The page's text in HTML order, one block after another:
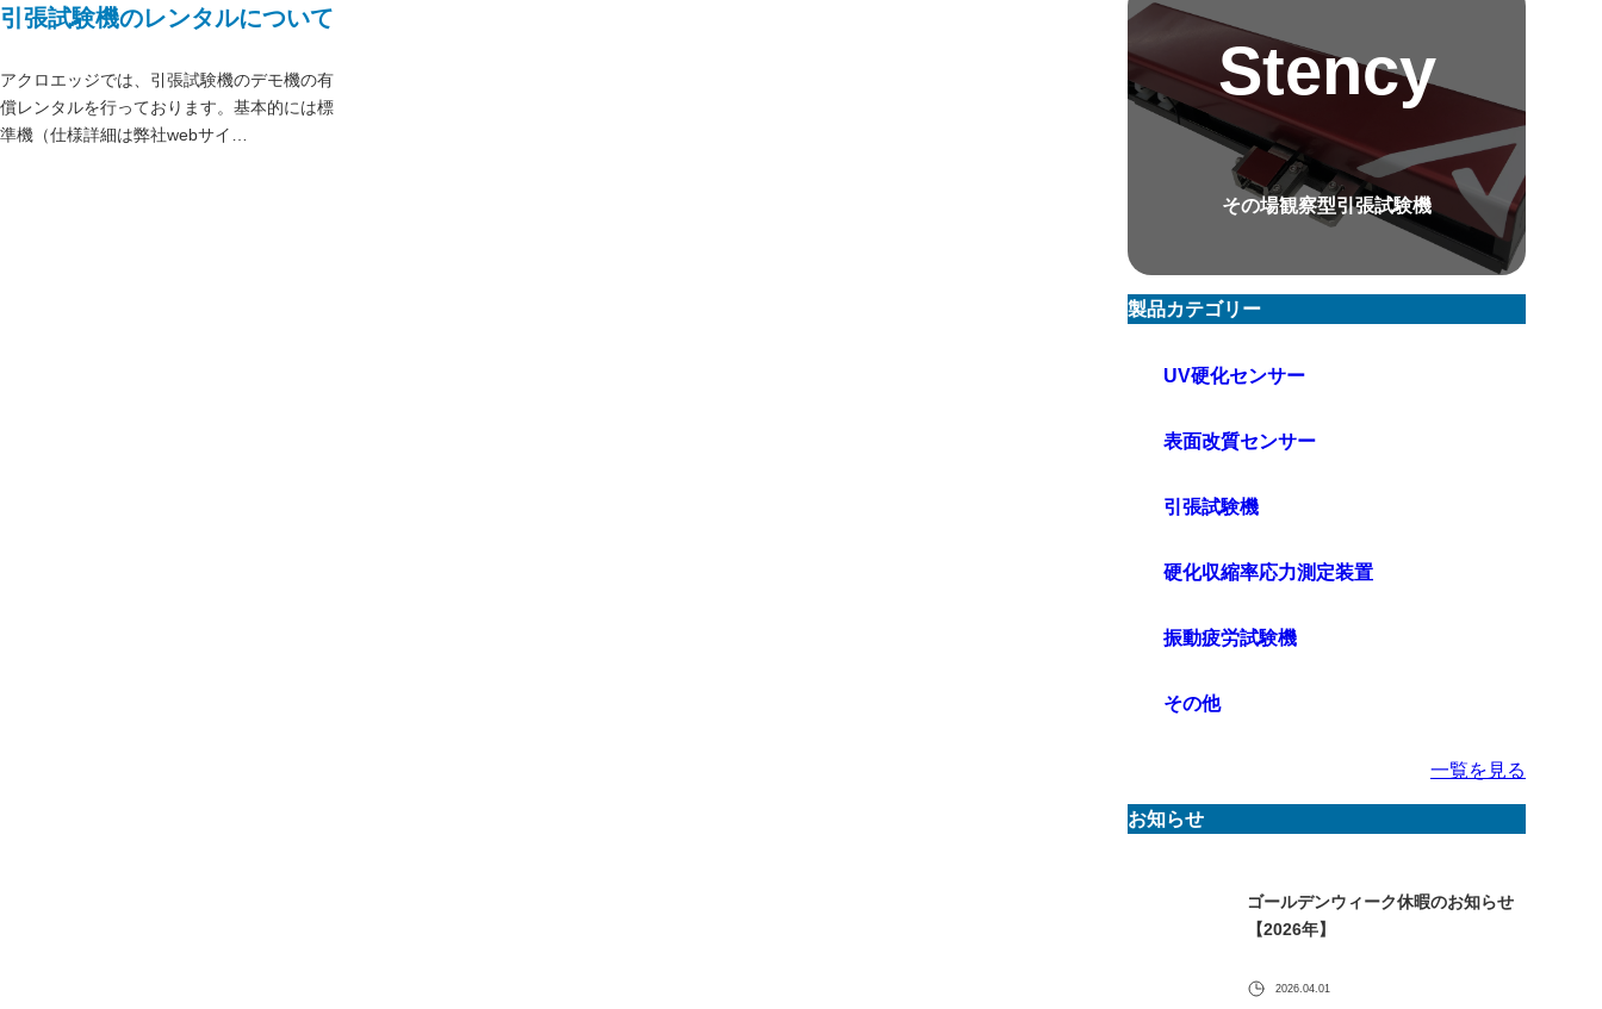
引張試験機のレンタルについて
アクロエッジでは、引張試験機のデモ機の有
償レンタルを行っております。基本的には標
準機（仕様詳細は弊社webサイ…
Stency
その場観察型引張試験機
製品カテゴリー
UV硬化センサー
表面改質センサー
引張試験機
硬化収縮率応力測定装置
振動疲労試験機
その他
一覧を見る
お知らせ
ゴールデンウィーク休暇のお知らせ
【2026年】
2026.04.01